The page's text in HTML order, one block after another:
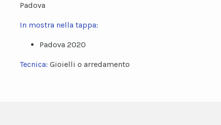
Padova
In mostra nella tappa:
Padova 2020
Tecnica: Gioielli o arredamento